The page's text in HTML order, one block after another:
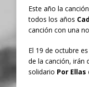
Este año la
todos los años
canción con una
El 19 de octubre
de la canción, irán
solidario Por Ellas